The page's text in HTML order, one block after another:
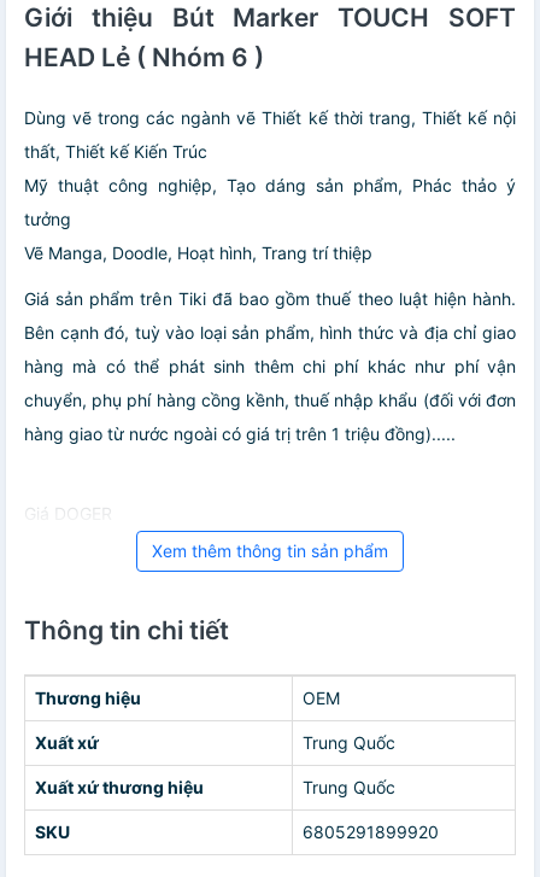
Giới thiệu Bút Marker TOUCH SOFT
HEAD Lẻ ( Nhóm 6 )
Dùng vẽ trong các ngành vẽ Thiết kế thời trang, Thiết kế nội
thất, Thiết kế Kiến Trúc
Mỹ thuật công nghiệp, Tạo dáng sản phẩm, Phác thảo ý
tưởng
Vẽ Manga, Doodle, Hoạt hình, Trang trí thiệp
Giá sản phẩm trên Tiki đã bao gồm thuế theo luật hiện hành.
Bên cạnh đó, tuỳ vào loại sản phẩm, hình thức và địa chỉ giao
hàng mà có thể phát sinh thêm chi phí khác như phí vận
chuyển, phụ phí hàng cồng kềnh, thuế nhập khẩu (đối với đơn
hàng giao từ nước ngoài có giá trị trên 1 triệu đồng).....
Giá DOGER
Xem thêm thông tin sản phẩm
Thông tin chi tiết
Thương hiệu OEM
Xuất xứ Trung Quốc
Xuất xứ thương hiệu Trung Quốc
SKU 6805291899920